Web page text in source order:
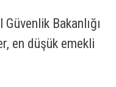
Bakanlığı
en düşük emekli